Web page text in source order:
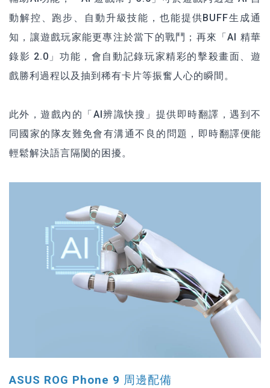
動解控、跑步、自動升級技能，也能提供BUFF生成通
知，讓遊戲玩家能更專注於當下的戰鬥；再來「AI 精華
錄影 2.0」功能，會自動記錄玩家精彩的擊殺畫面、遊
戲勝利過程以及抽到稀有卡片等振奮人心的瞬間。
此外，遊戲內的「AI辨識快搜」提供即時翻譯，遇到不
同國家的隊友難免會有溝通不良的問題，即時翻譯便能
輕鬆解決語言隔閡的困擾。
ASUS ROG Phone 9 周邊配備